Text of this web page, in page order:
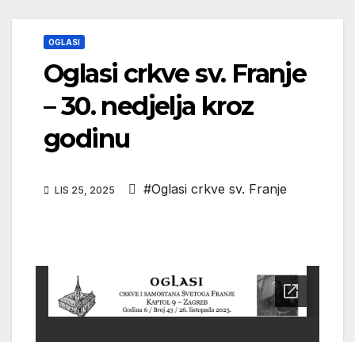
OGLASI
Oglasi crkve sv. Franje
– 30. nedjelja kroz
godinu
LIS 25, 2025 #Oglasi crkve sv. Franje